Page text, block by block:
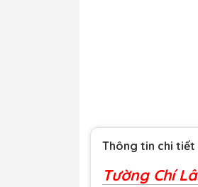
Thông tin chi tiết
Tường Chí